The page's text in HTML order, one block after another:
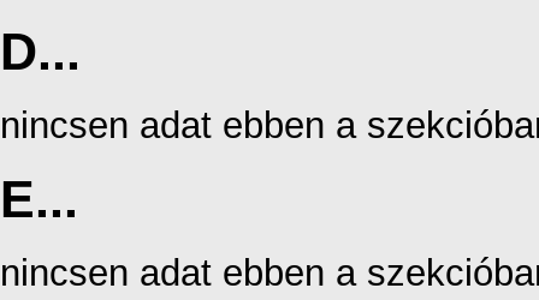
D...
nincsen adat ebben a
E...
nincsen adat ebben a